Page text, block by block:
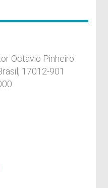
Octávio Pinheiro
17012-901